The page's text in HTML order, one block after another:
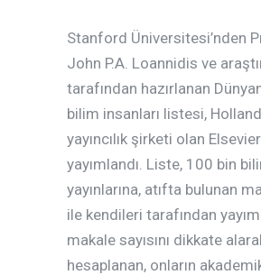
Stanford Üniversitesi’nden
John P.A. Loannidis ve
tarafından hazırlanan
bilim insanları listesi,
yayıncılık şirketi olan
yayımlandı. Liste, 100 bin
yayınlarına, atıfta bulunan
ile kendileri tarafından
makale sayısını dikkate
hesaplanan, onların